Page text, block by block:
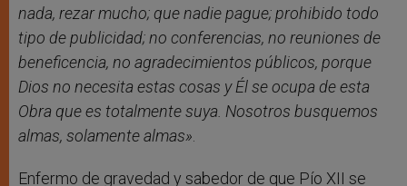
nada, rezar mucho; que nadie pague; prohibido todo
tipo de publicidad; no conferencias, no reuniones de
beneficencia, no agradecimientos públicos, porque
Dios no necesita estas cosas y Él se ocupa de esta
Obra que es totalmente suya. Nosotros busquemos
almas, solamente almas».
Enfermo de gravedad y sabedor de que Pío XII se